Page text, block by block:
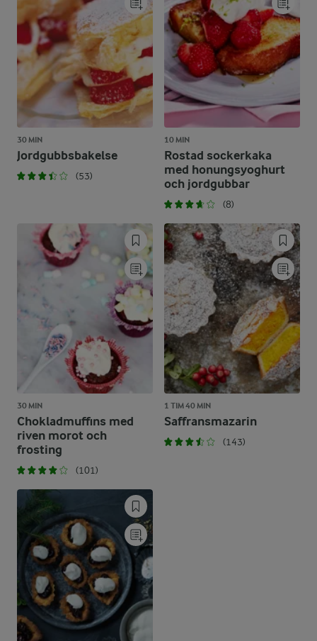
30 MIN
Jordgubbsbakelse
(53)
10 MIN
Rostad sockerkaka
med honungsyoghurt
och jordgubbar
(8)
30 MIN
Chokladmuffins med
riven morot och
frosting
(101)
1 TIM 40 MIN
Saffransmazarin
(143)